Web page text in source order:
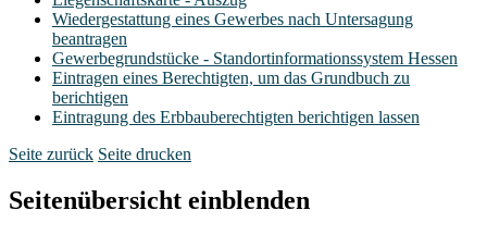
Wiedergestattung eines Gewerbes nach Untersagung
beantragen
Gewerbegrundstücke - Standortinformationssystem Hessen
Eintragen eines Berechtigten, um das Grundbuch zu
berichtigen
Eintragung des Erbbauberechtigten berichtigen lassen
Seite zurück Seite drucken
Seitenübersicht einblenden